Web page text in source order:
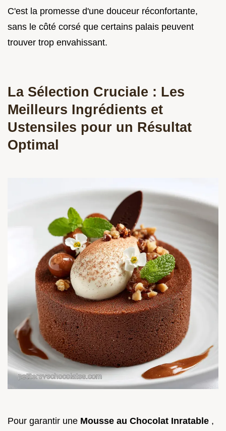
C'est la promesse d'une douceur réconfortante,
sans le côté corsé que certains palais peuvent
trouver trop envahissant.
La Sélection Cruciale : Les
Meilleurs Ingrédients et
Ustensiles pour un Résultat
Optimal
Pour garantir une Mousse au Chocolat Inratable ,